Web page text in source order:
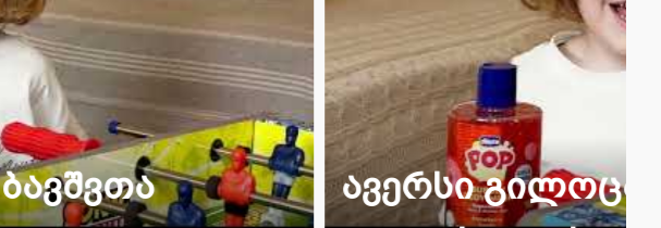
გილოცავთ ბავშვთა